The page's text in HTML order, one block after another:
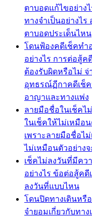
ตาบอดแก้ไขอย่าง
ทางจำเป็นอย่างไ
ตาบอดประเด็นไหน
โดนฟ้องคดีเช็คทำ
อย่างไร การต่อสู้ค
ต้องรับผิดหรือไม่
อุทธรณ์ฏีกาคดีเช็ค
อาญาและทางแพ่ง
ลายมือชื่อในเช็คไ
ในเช็คให้ไม่เหมือ
เพราะลายมือชื่อไ
ไม่เหมือนตัวอย่าง
เช็คไม่ลงวันที่มีคว
อย่างไร ข้อต่อสู้ค
ลงวันที่แบบไหน
โดนปิดทางเดินหรื
จำยอมเกี่ยวกับทา